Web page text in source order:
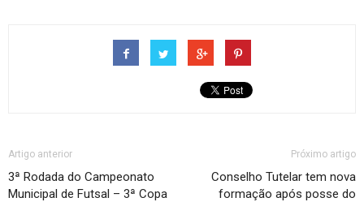
Artigo anterior
3ª Rodada do Campeonato
Municipal de Futsal – 3ª Copa
Próximo artigo
Conselho Tutelar tem nova
formação após posse do